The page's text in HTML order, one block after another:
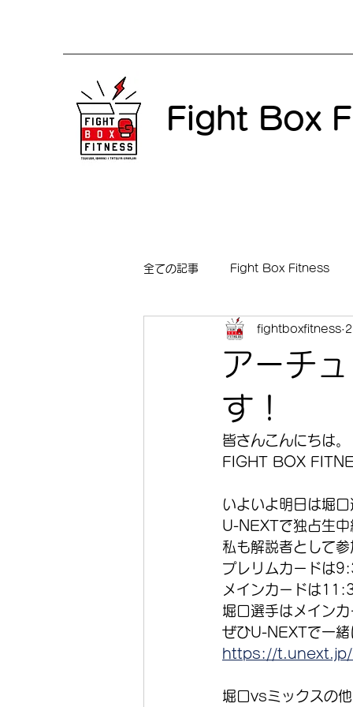
Fight Box
全ての記事 Fight Box Fitness
アーチ
す！
fightboxfitness
皆さんこんにちは。
FIGHT BOX
いよいよ明日は堀
U-NEXTで独占生中
私も解説者として
プレリムカードは
メインカードは
堀口選手はメイン
ぜひU-NEXTで一緒
https://
堀口vsミックスの